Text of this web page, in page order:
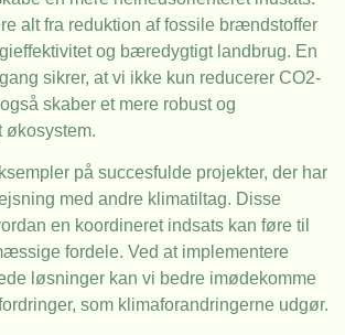
alt fra reduktion af fossile brændstoffer
og bæredygtigt landbrug. En
sikrer, at vi ikke kun reducerer CO2-
skaber et mere robust og
økosystem.
på succesfulde projekter, der har
med andre klimatiltag. Disse
en koordineret indsats kan føre til
fordele. Ved at implementere
løsninger kan vi bedre imødekomme
som klimaforandringerne udgør.